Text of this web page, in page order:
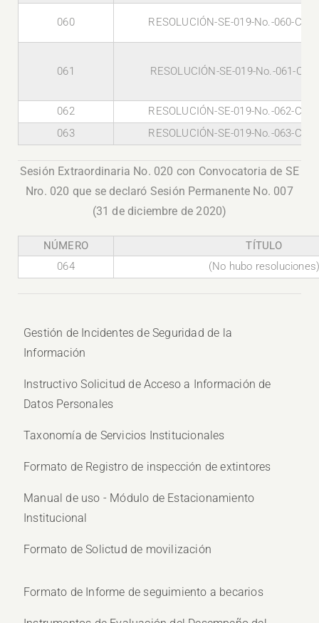
060 RESOLUCIÓN-SE-019-No.-060-CG-
061 RESOLUCIÓN-SE-019-No.-061-CG-
062
RESOLUCIÓN-SE-019-No.-062-CG-
063
RESOLUCIÓN-SE-019-No.-063-CG-
Sesión Extraordinaria No. 020 con Convocatoria de SE
Nro. 020 que se declaró Sesión Permanente No. 007
(31 de diciembre de 2020)
NÚMERO
TÍTULO
064
(No hubo
Gestión de Incidentes de Seguridad de la
Información
Instructivo Solicitud de Acceso a Información de
Datos Personales
Taxonomía de Servicios Institucionales
Formato de Registro de inspección de extintores
Manual de uso - Módulo de Estacionamiento
Institucional
Formato de Solictud de movilización
Formato de Informe de seguimiento a becarios